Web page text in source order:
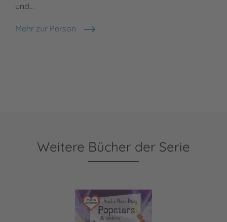
und…
Mehr zur Person
Birgit Schössow
Weitere Bücher der Serie